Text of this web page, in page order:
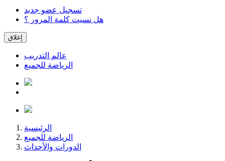
تسجيل عضو جديد
هل نسيت كلمة المرور ؟
إغلاق
عالم التدريب
الرياضة للجميع
الرئيسية
الرياضة للجميع
الدورات والأحداث